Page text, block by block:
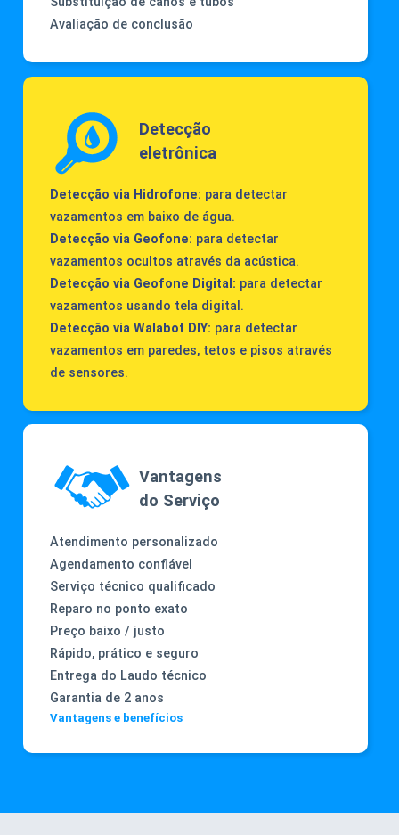
Avaliação de conclusão
Detecção
eletrônica
Detecção via Hidrofone: para detectar
vazamentos em baixo de água.
Detecção via Geofone: para detectar
vazamentos ocultos através da acústica.
Detecção via Geofone Digital: para detectar
vazamentos usando tela digital.
Detecção via Walabot DIY: para detectar
vazamentos em paredes, tetos e pisos através
de sensores.
Vantagens
do Serviço
Atendimento personalizado
Agendamento confiável
Serviço técnico qualificado
Reparo no ponto exato
Preço baixo / justo
Rápido, prático e seguro
Entrega do Laudo técnico
Garantia de 2 anos
Vantagens e benefícios